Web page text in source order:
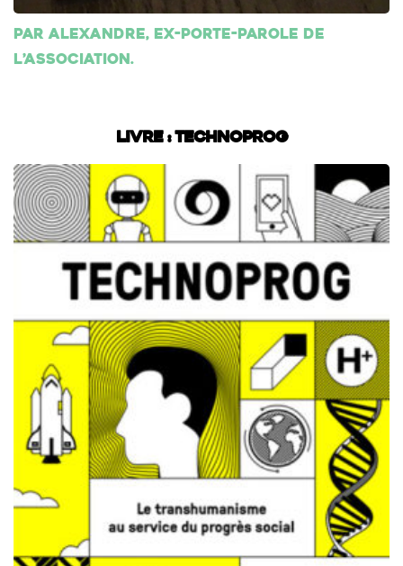
Par Alexandre, ex-porte-parole de
l’association.
Livre : Technoprog